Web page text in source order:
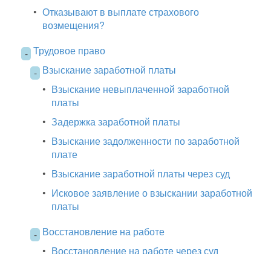
• Отказывают в выплате страхового
возмещения?
- Трудовое право
- Взыскание заработной платы
• Взыскание невыплаченной заработной
платы
• Задержка заработной платы
• Взыскание задолженности по заработной
плате
• Взыскание заработной платы через суд
• Исковое заявление о взыскании заработной
платы
- Восстановление на работе
• Восстановление на работе через суд